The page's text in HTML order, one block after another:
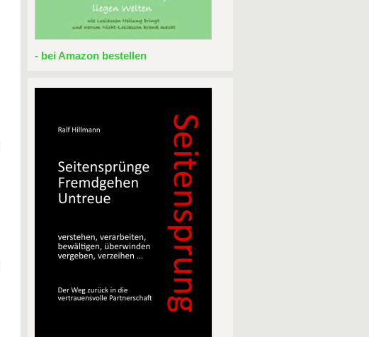
- bei Amazon bestellen